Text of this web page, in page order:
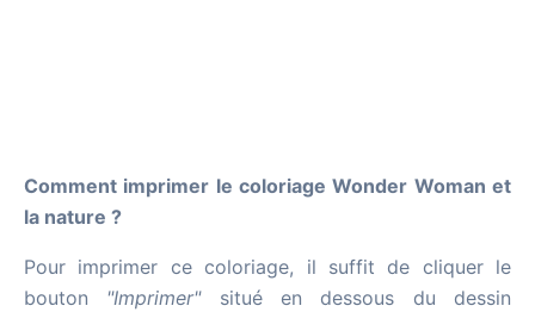
Comment imprimer le coloriage Wonder Woman et
la nature ?
Pour imprimer ce coloriage, il suffit de cliquer le
bouton "Imprimer"situé en dessous du dessin